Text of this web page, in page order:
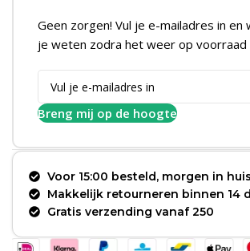
Geen zorgen! Vul je e-mailadres in en
je weten zodra het weer op voorraad
Breng mij op de hoogte
Voor 15:00 besteld, morgen in huis
Makkelijk retourneren binnen 14
Gratis verzending vanaf 250